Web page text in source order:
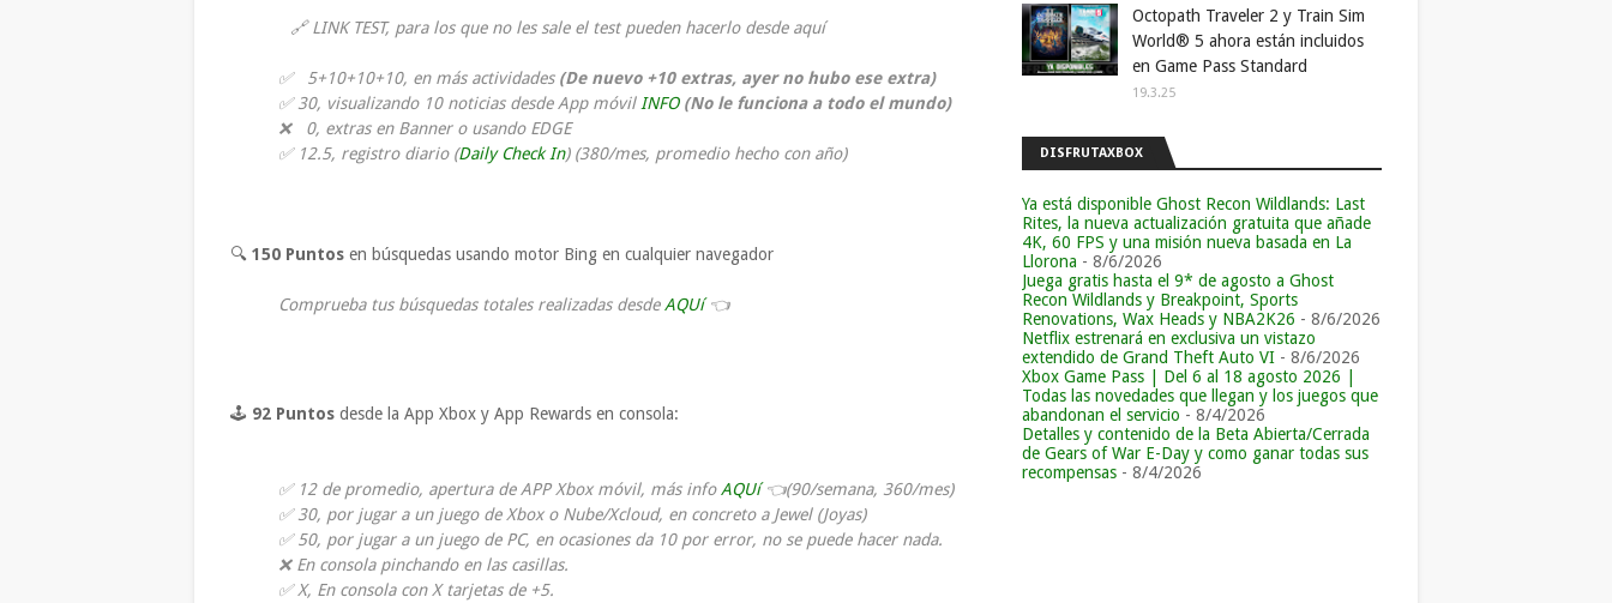
🔗 LINK TEST, para los que no les sale el test pueden hacerlo desde aquí
✅ 5+10+10+10, en más actividades (De nuevo +10 extras, ayer no hubo ese extra)
✅ 30, visualizando 10 noticias desde App móvilINFO (No le funciona a todo el mundo)
❌ 0, extras en Banner o usando EDGE
✅ 12.5, registro diario (Daily Check In) (380/mes, promedio hecho con año)
🔍 150 Puntos en búsquedas usando motor Bing en cualquier navegador
Comprueba tus búsquedas totales realizadas desdeAQUí👈
🕹 92 Puntos desde la App Xbox y App Rewards en consola:
✅ 12 de promedio, apertura de APP Xbox móvil, más infoAQUí👈(90/semana, 360/mes)
✅ 30, por jugar a un juego de Xbox o Nube/Xcloud, en concreto a Jewel (Joyas)
✅ 50, por jugar a un juego de PC, en ocasiones da 10 por error, no se puede hacer nada.
❌ En consola pinchando en las casillas.
✅ X, En consola con X tarjetas de +5.
Octopath Traveler 2 y Train Sim
World® 5 ahora están incluidos
en Game Pass Standard
19.3.25
DISFRUTAXBOX
Ya está disponible Ghost Recon Wildlands: Last
Rites, la nueva actualización gratuita que añade
4K, 60 FPS y una misión nueva basada en La
Llorona - 8/6/2026
Juega gratis hasta el 9* de agosto a Ghost
Recon Wildlands y Breakpoint, Sports
Renovations, Wax Heads y NBA2K26 - 8/6/2026
Netflix estrenará en exclusiva un vistazo
extendido de Grand Theft Auto VI - 8/6/2026
Xbox Game Pass | Del 6 al 18 agosto 2026 |
Todas las novedades que llegan y los juegos que
abandonan el servicio - 8/4/2026
Detalles y contenido de la Beta Abierta/Cerrada
de Gears of War E-Day y como ganar todas sus
recompensas - 8/4/2026